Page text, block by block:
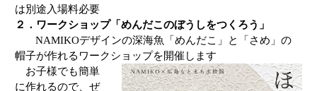
は別途入場料必要
２．ワークショップ「めんだこのぼうしをつくろう」
NAMIKOデザインの深海魚「めんだこ」と「さめ」の
帽子が作れるワークショップを開催します
お子様でも簡単
に作れるので、ぜ